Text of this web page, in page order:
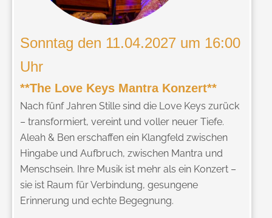
Sonntag den 11.04.2027 um 16:00
Uhr
**The Love Keys Mantra Konzert**
Nach fünf Jahren Stille sind die Love Keys zurück
– transformiert, vereint und voller neuer Tiefe.
Aleah & Ben erschaffen ein Klangfeld zwischen
Hingabe und Aufbruch, zwischen Mantra und
Menschsein. Ihre Musik ist mehr als ein Konzert –
sie ist Raum für Verbindung, gesungene
Erinnerung und echte Begegnung.